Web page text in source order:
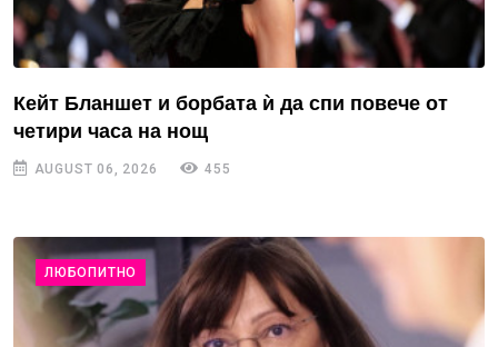
Кейт Бланшет и борбата ѝ да спи повече от
четири часа на нощ
AUGUST 06, 2026 455
ЛЮБОПИТНО